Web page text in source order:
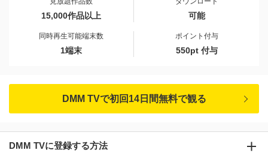
15,000作品以上 可能
同時再生可能端末数
1端末
ポイント付与
550pt 付与
DMM TVで初回14日間無料で観る
DMM TVに登録する方法